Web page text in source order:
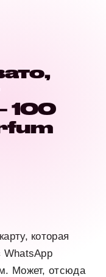
100
которая
WhatsApp
Может, отсюда